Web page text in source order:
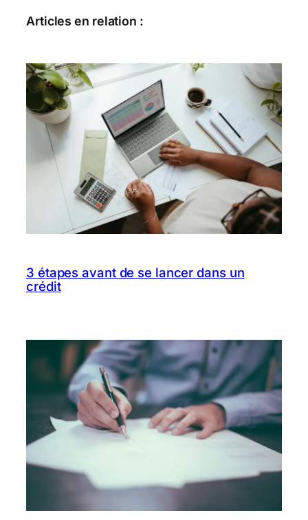
Articles en relation :
3 étapes avant de se lancer dans un
crédit